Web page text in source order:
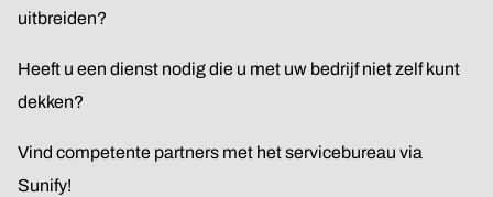
uitbreiden?
Heeft u een dienst nodig die u met uw bedrijf niet zelf kunt
dekken?
Vind competente partners met het servicebureau via
Sunify!